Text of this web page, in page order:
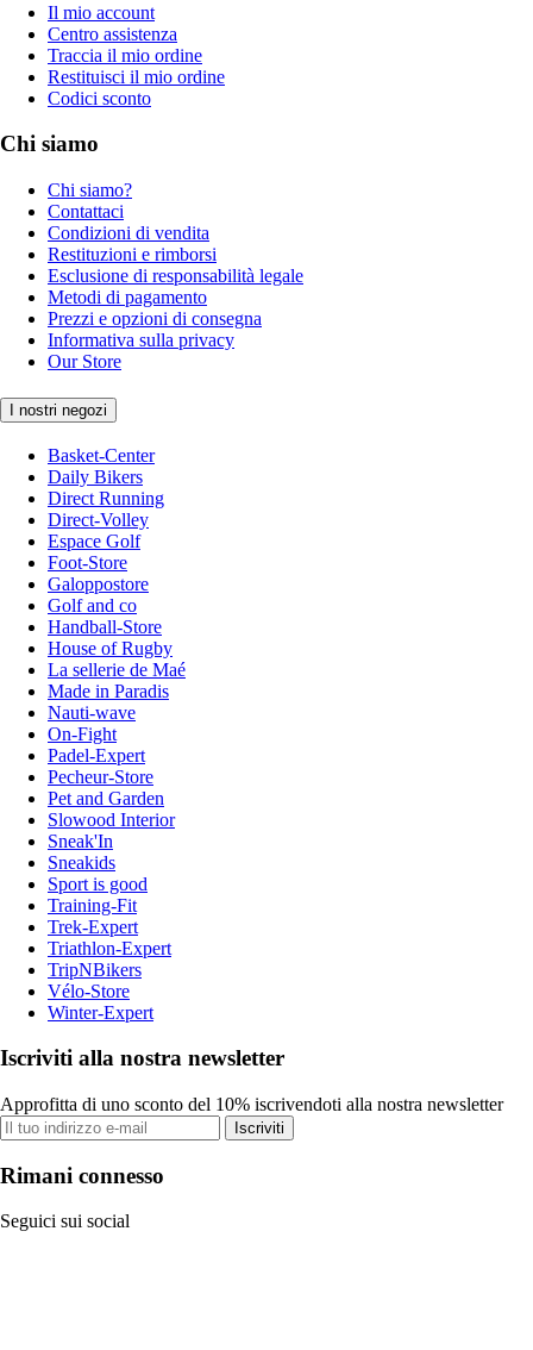
Il mio account
Centro assistenza
Traccia il mio ordine
Restituisci il mio ordine
Codici sconto
Chi siamo
Chi siamo?
Contattaci
Condizioni di vendita
Restituzioni e rimborsi
Esclusione di responsabilità legale
Metodi di pagamento
Prezzi e opzioni di consegna
Informativa sulla privacy
Our Store
I nostri negozi
Basket-Center
Daily Bikers
Direct Running
Direct-Volley
Espace Golf
Foot-Store
Galoppostore
Golf and co
Handball-Store
House of Rugby
La sellerie de Maé
Made in Paradis
Nauti-wave
On-Fight
Padel-Expert
Pecheur-Store
Pet and Garden
Slowood Interior
Sneak'In
Sneakids
Sport is good
Training-Fit
Trek-Expert
Triathlon-Expert
TripNBikers
Vélo-Store
Winter-Expert
Iscriviti alla nostra newsletter
Approfitta di uno sconto del 10% iscrivendoti alla nostra newsletter
Iscriviti
Rimani connesso
Seguici sui social